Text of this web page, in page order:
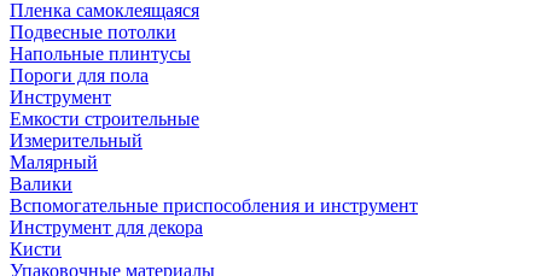
Пленка самоклеящаяся
Подвесные потолки
Напольные плинтусы
Пороги для пола
Инструмент
Емкости строительные
Измерительный
Малярный
Валики
Вспомогательные приспособления и инструмент
Инструмент для декора
Кисти
Упаковочные материалы